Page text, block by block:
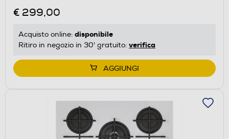
€ 299,00
Acquisto online: disponibile
Ritiro in negozio in 30' gratuito: verifica
AGGIUNGI